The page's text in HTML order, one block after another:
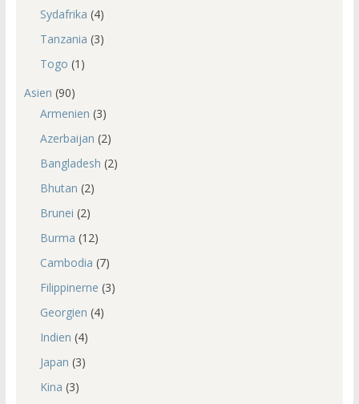
Sydafrika (4)
Tanzania (3)
Togo (1)
Asien (90)
Armenien (3)
Azerbaijan (2)
Bangladesh (2)
Bhutan (2)
Brunei (2)
Burma (12)
Cambodia (7)
Filippinerne (3)
Georgien (4)
Indien (4)
Japan (3)
Kina (3)